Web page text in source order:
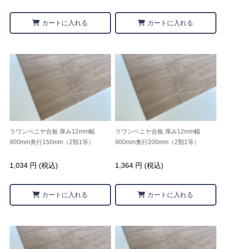
カートに入れる カートに入れる
ラワンベニヤ合板 厚み12mm幅
900mm奥行150mm（2類1等）
1,034 円 (税込)
カートに入れる
ラワンベニヤ合板 厚み12mm幅
900mm奥行200mm（2類1等）
1,364 円 (税込)
カートに入れる